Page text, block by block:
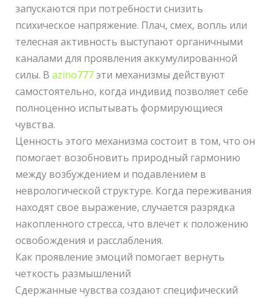
запускаются при потребности снизить
психическое напряжение. Плач, смех, вопль или
телесная активность выступают органичными
каналами для проявления аккумулированной
силы. В azino777эти механизмы действуют
самостоятельно, когда индивид позволяет себе
полноценно испытывать формирующиеся
чувства.
Ценность этого механизма состоит в том, что он
помогает возобновить природный гармонию
между возбуждением и подавлением в
неврологической структуре. Когда переживания
находят свое выражение, случается разрядка
накопленного стресса, что влечет к положению
освобождения и расслабления.
Как проявление эмоций помогает вернуть
четкость размышлений
Сдержанные чувства создают специфический